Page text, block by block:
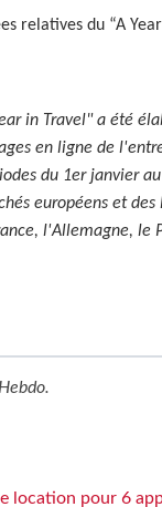
relatives du “A
in Travel" a été
en ligne de
du 1er janvier
européens et des
l'Allemagne,
.
location pour 6